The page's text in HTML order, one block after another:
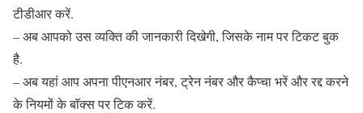
टीडीआर करें.
– अब आपको उस व्यक्ति की जानकारी दिखेगी, जिसके नाम पर टिकट बुक
है.
– अब यहां आप अपना पीएनआर नंबर, ट्रेन नंबर और कैप्चा भरें और रद्द करने
के नियमों के बॉक्स पर टिक करें.